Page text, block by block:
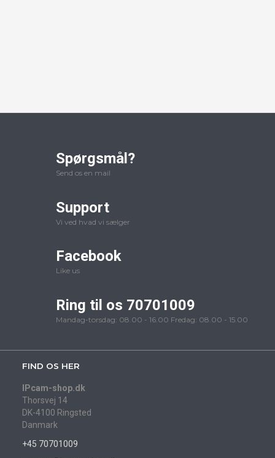
Spørgsmål?
Send os en mail
Support
Vi ved hvad vi sælger
Facebook
Like us
Ring til os 70701009
Mandag-torsdag: 08.00 - 16.00 Fredag: 08.00 - 15.00
FIND OS HER
IPcam-shop.dk
Thorsvej 14
DK-4100 Ringsted
Danmark
+45 70701009